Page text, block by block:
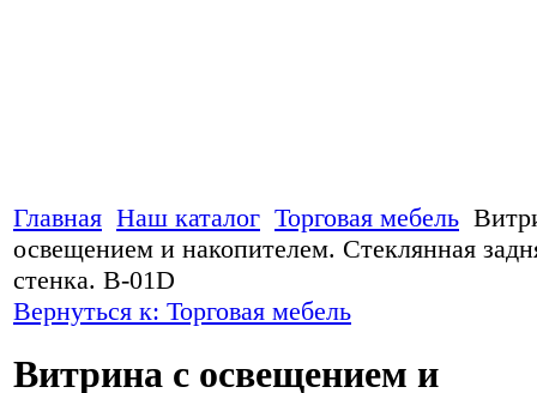
Главная Наш каталог Торговая мебель
освещением и накопителем. Стеклянная
стенка. B-01D
Вернуться к: Торговая мебель
Витрина с освещением и